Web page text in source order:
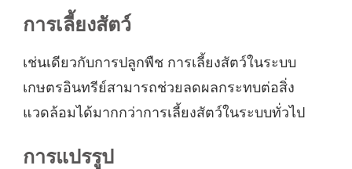
การเลี้ยงสัตว์
เช่นเดียวกับการปลูกพืช การเลี้ยงสัตว์ในระบบ
เกษตรอินทรีย์สามารถช่วยลดผลกระทบต่อสิ่ง
แวดล้อมได้มากกว่าการเลี้ยงสัตว์ในระบบทั่วไป
การแปรรูป